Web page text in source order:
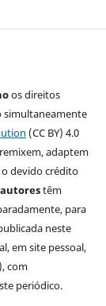
os direitos
simultaneamente
(CC BY) 4.0
adaptem
devido crédito
autorestêm
para
neste
em site pessoal,
com
periódico.